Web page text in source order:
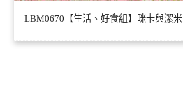
LBM0670【生活、好食組】咪卡與潔米